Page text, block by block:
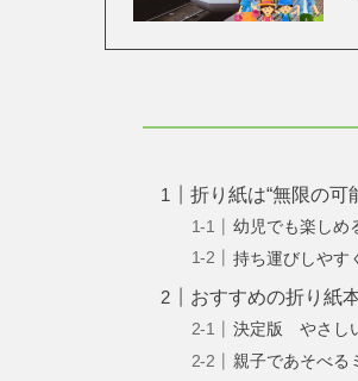
折り紙は“無限の可
幼児でも楽しめ
持ち運びしやす
おすすめの折り紙
決定版 やさし
親子であそべる